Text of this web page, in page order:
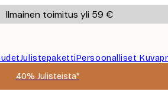
Ilmainen toimitus yli 59 €
JulistepakettiPersoonalliset
40% Julisteista*